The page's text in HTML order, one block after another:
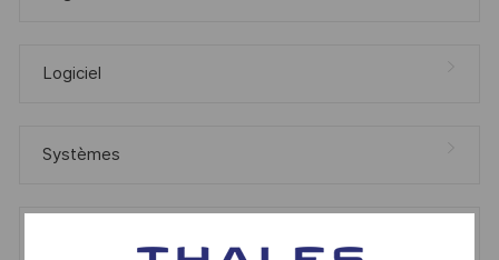
Logiciel
Systèmes